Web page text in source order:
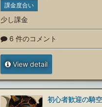
課金度合い
少し課金
6 件のコメント
View detail